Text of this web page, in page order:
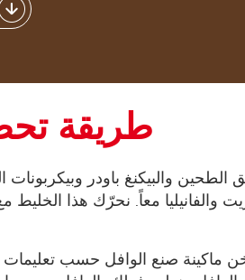
طريقة
الطحين والبيكنغ باودر
والفانيليا معاً. نحرّك هذا